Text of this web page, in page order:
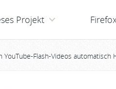
Projekt
Flash-Videos automatisch